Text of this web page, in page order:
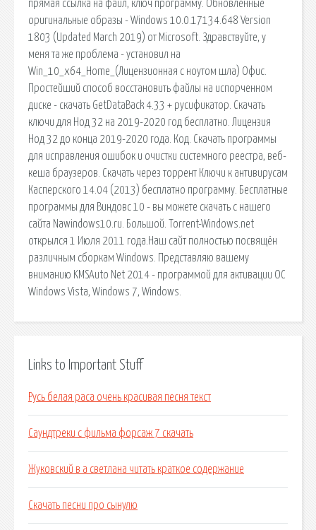
Links to Important Stuff
Русь белая раса очень красивая песня текст
Саундтреки с фильма форсаж 7 скачать
Жуковский в а светлана читать краткое содержание
Скачать песни про сынулю